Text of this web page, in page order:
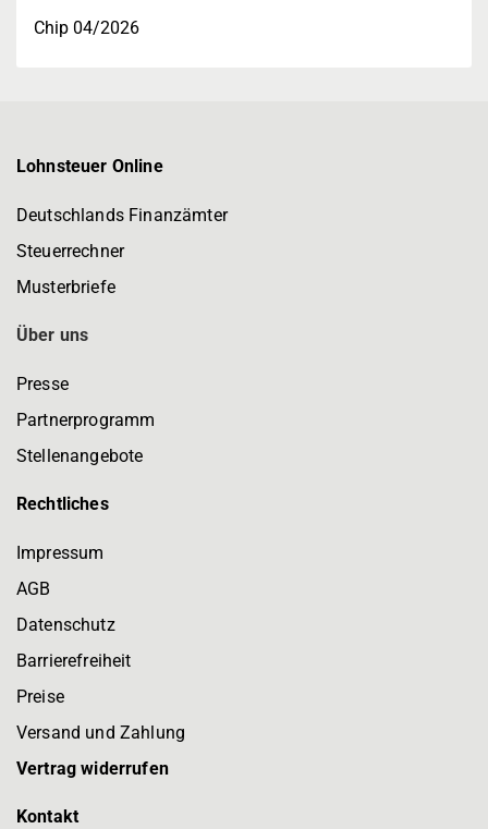
Chip 04/2026
Lohnsteuer Online
Deutschlands Finanzämter
Steuerrechner
Musterbriefe
Über uns
Presse
Partnerprogramm
Stellenangebote
Rechtliches
Impressum
AGB
Datenschutz
Barrierefreiheit
Preise
Versand und Zahlung
Vertrag widerrufen
Kontakt